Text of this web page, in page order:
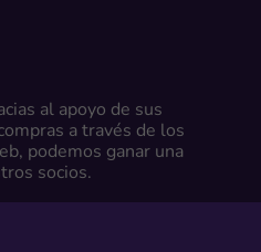
al apoyo de sus
a través de los
podemos ganar una
socios.